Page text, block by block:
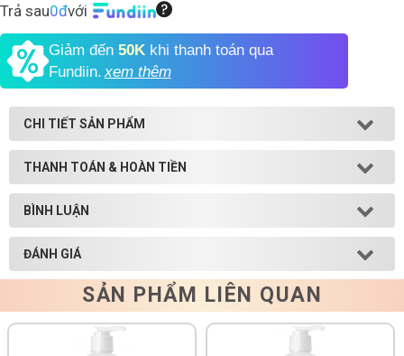
Shop All Brand A-
Z
Trả sau0đvới
Giảm đến 50K khi thanh toán qua
Fundiin. xem thêm
CHI TIẾT SẢN PHẨM
THANH TOÁN & HOÀN TIỀN
BÌNH LUẬN
ĐÁNH GIÁ
SẢN PHẨM LIÊN QUAN